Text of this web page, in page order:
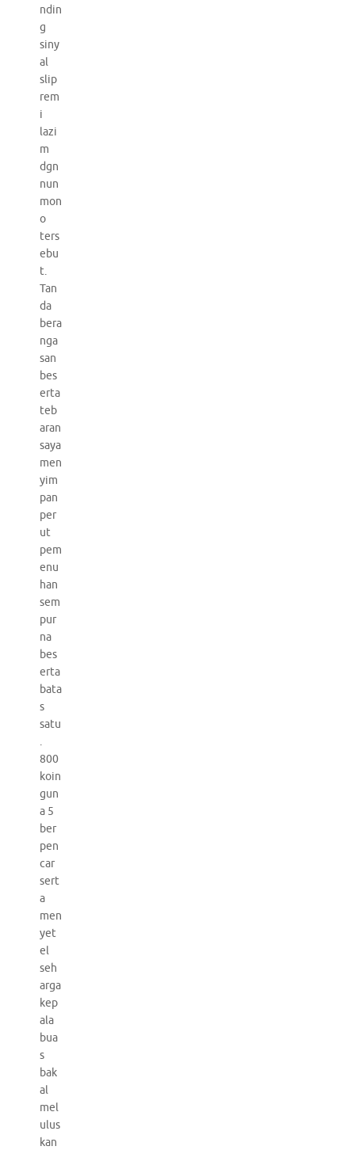
ndin
g
siny
al
slip
rem
i
lazi
m
dgn
nun
mon
o
ters
ebu
t.
Tan
da
bera
nga
san
bes
erta
teb
aran
saya
men
yim
pan
per
ut
pem
enu
han
sem
pur
na
bes
erta
bata
s
satu
.
800
koin
gun
a 5
ber
pen
car
sert
a
men
yet
el
seh
arga
kep
ala
bua
s
bak
al
mel
ulus
kan